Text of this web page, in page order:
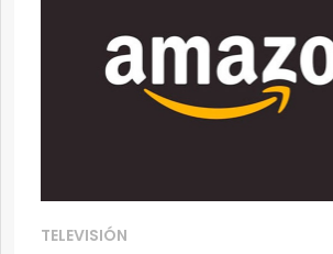
TELEVISIÓN